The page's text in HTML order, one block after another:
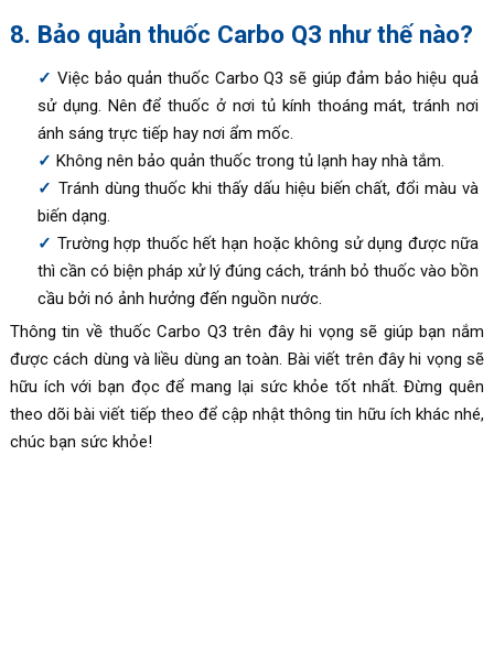
8. Bảo quản thuốc Carbo Q3 như thế nào?
Việc bảo quản thuốc Carbo Q3 sẽ giúp đảm bảo hiệu quả
sử dụng. Nên để thuốc ở nơi tủ kính thoáng mát, tránh nơi
ánh sáng trực tiếp hay nơi ẩm mốc.
Không nên bảo quản thuốc trong tủ lạnh hay nhà tắm.
Tránh dùng thuốc khi thấy dấu hiệu biến chất, đổi màu và
biến dạng.
Trường hợp thuốc hết hạn hoặc không sử dụng được nữa
thì cần có biện pháp xử lý đúng cách, tránh bỏ thuốc vào bồn
cầu bởi nó ảnh hưởng đến nguồn nước.
Thông tin về thuốc Carbo Q3 trên đây hi vọng sẽ giúp bạn nắm
được cách dùng và liều dùng an toàn. Bài viết trên đây hi vọng sẽ
hữu ích với bạn đọc để mang lại sức khỏe tốt nhất. Đừng quên
theo dõi bài viết tiếp theo để cập nhật thông tin hữu ích khác nhé,
chúc bạn sức khỏe!